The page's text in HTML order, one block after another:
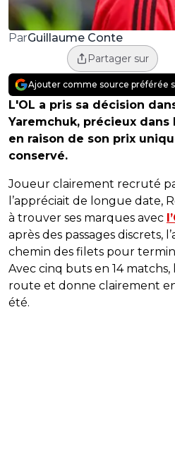
ParGuillaume Conte
Partager sur
Ajouter comme source préférée
L'OL a pris sa décision
Yaremchuk, précieux dans
en raison de son prix
conservé.
Joueur clairement recruté
l’appréciait de longue date,
à trouver ses marques avec
après des passages
chemin des filets pour
Avec cinq buts en 14
route et donne clairement
été.